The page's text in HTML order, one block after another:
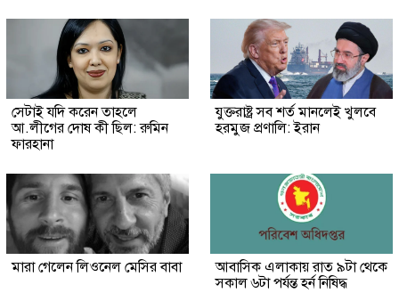
সেটাই যদি করেন তাহলে
আ.লীগের দোষ কী ছিল: রুমিন
ফারহানা
যুক্তরাষ্ট্র সব শর্ত মানলেই খুলবে
হরমুজ প্রণালি: ইরান
মারা গেলেন লিওনেল মেসির বাবা
আবাসিক এলাকায় রাত ৯টা থেকে
সকাল ৬টা পর্যন্ত হর্ন নিষিদ্ধ